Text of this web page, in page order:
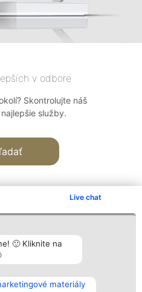
Live chat
🙂 Kliknite na
materiály
v odbore
Skontrolujte náš
služby.
Kontakt
Kontakt